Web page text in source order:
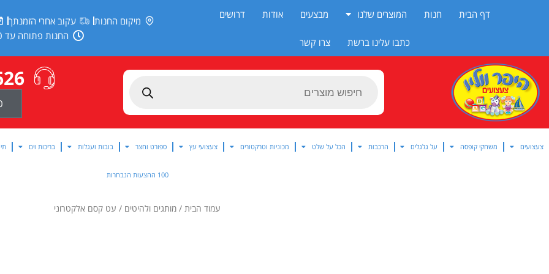
דף הבית חנות המוצרים שלנו מבצעים אודות דרושים
כתבו עלינו ברשת צרו קשר
מיקום החנות עקוב אחרי הזמנתך
החנות פתוחה עד 20:00
Products
צעצועים משחקי קופסה על גלגלים הרכבות הכל על שלט מכוניות וטרקטורים צעצועי עץ ספורט וחצר בובות ועגלות בריכות וים
100 ההצעות הנבחרות
עמוד הבית / מותגים ולהיטים / עט קסם אלקטרוני